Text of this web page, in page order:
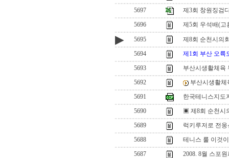
5697
제3회 창원징검
5696
제5회 우석배(고
▶ 5695
제8회 순천시의
5694
제1회 부산 오륙
5693
부산시생활체육
5692
부산시생활
5691
한국테니스지도
5690
▣ 제8회 순천시
5689
럭키루저로 전
5688
테니스 룰 이것
5687
2008. 8월 스포